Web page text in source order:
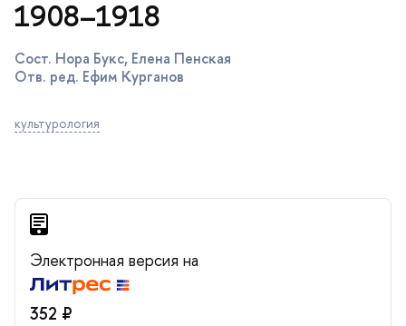
1908–1918
Сост. Нора Букс, Елена Пенская
Отв. ред. Ефим Кургано
культурология
Электронная версия на
352 ₽